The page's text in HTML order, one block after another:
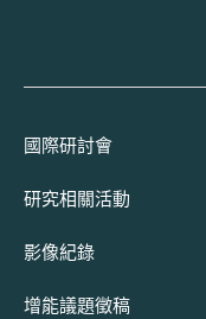
國際研討會
研究相關活動
影像紀錄
增能議題徵稿